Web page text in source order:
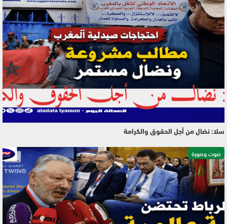
سلا: نضال من أجل الحقوق والكرامة
صوت وصورة